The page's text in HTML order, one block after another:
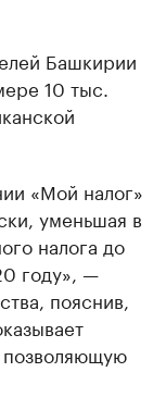
Башкирии
10 тыс.
«Мой налог»
уменьшая в
налога до
году», —
пояснив,
позволяющую